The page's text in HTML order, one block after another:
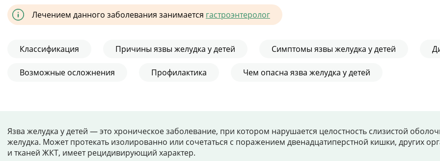
Лечением данного заболевания занимается гастроэнтеролог
Классификация Причины язвы желудка у детей Симптомы язвы желудка у детей
Возможные осложнения Профилактика Чем опасна язва желудка у детей
Язва желудка у детей — это хроническое заболевание, при котором нарушается целостность слизистой
желудка. Может протекать изолированно или сочетаться с поражением двенадцатиперстной кишки, других
и тканей ЖКТ, имеет рецидивирующий характер.
Заболевания
Отзывы